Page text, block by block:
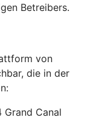
Betreibers.
von
die in der
Grand Canal